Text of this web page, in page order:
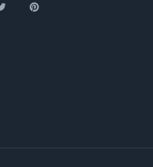
Twitter Pinterest